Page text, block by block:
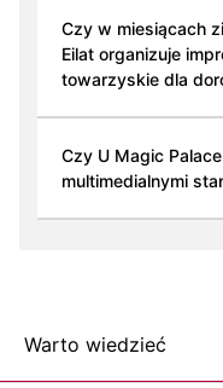
Czy w miesiącach
Eilat organizuje
towarzyskie dla
Czy U Magic
multimedialnymi
Warto wiedzieć